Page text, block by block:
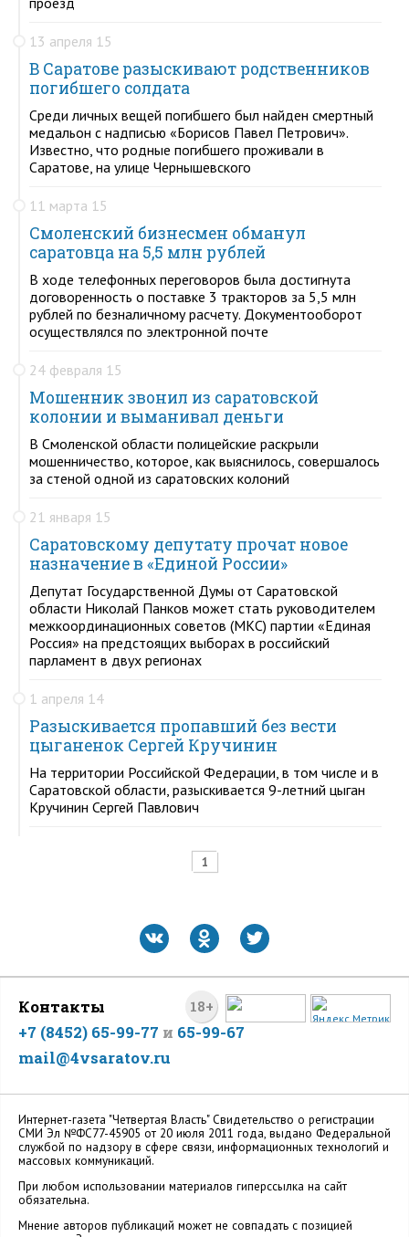
13 апреля 15
В Саратове разыскивают родственников
погибшего солдата
Среди личных вещей погибшего был найден смертный
медальон с надписью «Борисов Павел Петрович».
Известно, что родные погибшего проживали в
Саратове, на улице Чернышевского
11 марта 15
Смоленский бизнесмен обманул
саратовца на 5,5 млн рублей
В ходе телефонных переговоров была достигнута
договоренность о поставке 3 тракторов за 5,5 млн
рублей по безналичному расчету. Документооборот
осуществлялся по электронной почте
24 февраля 15
Мошенник звонил из саратовской
колонии и выманивал деньги
В Смоленской области полицейские раскрыли
мошенничество, которое, как выяснилось, совершалось
за стеной одной из саратовских колоний
21 января 15
Саратовскому депутату прочат новое
назначение в «Единой России»
Депутат Государственной Думы от Саратовской
области Николай Панков может стать руководителем
межкоординационных советов (МКС) партии «Единая
Россия» на предстоящих выборах в российский
парламент в двух регионах
1 апреля 14
Разыскивается пропавший без вести
цыганенок Сергей Кручинин
На территории Российской Федерации, в том числе и в
Саратовской области, разыскивается 9-летний цыган
Кручинин Сергей Павлович
1
18+
Контакты
+7 (8452) 65-99-77 и 65-99-67
mail@4vsaratov.ru
Интернет-газета "Четвертая Власть" Cвидетельство о регистрации
СМИ Эл №ФС77-45905 от 20 июля 2011 года, выдано Федеральной
службой по надзору в сфере связи, информационных технологий и
массовых коммуникаций.
При любом использовании материалов гиперссылка на сайт
обязательна.
Мнение авторов публикаций может не совпадать с позицией